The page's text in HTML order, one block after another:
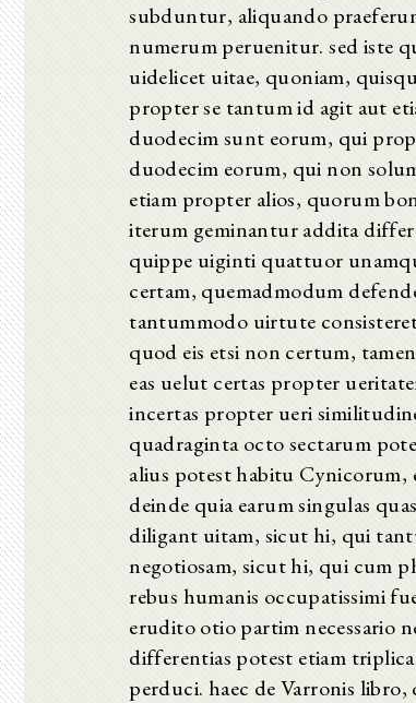
subduntur, aliquando
numerum peruenitur. sed iste
uidelicet uitae, quoniam,
propter se tantum id agit aut
duodecim sunt eorum, qui
duodecim eorum, qui non
etiam propter alios, quorum
iterum geminantur addita
quippe uiginti quattuor
certam, quemadmodum
tantummodo uirtute
quod eis etsi non certum,
eas uelut certas propter
incertas propter ueri
quadraginta octo sectarum
alius potest habitu
deinde quia earum singulas
diligant uitam, sicut hi, qui
negotiosam, sicut hi, qui cum
rebus humanis occupatissimi
erudito otio partim necessario
differentias potest etiam
perduci. haec de Varronis